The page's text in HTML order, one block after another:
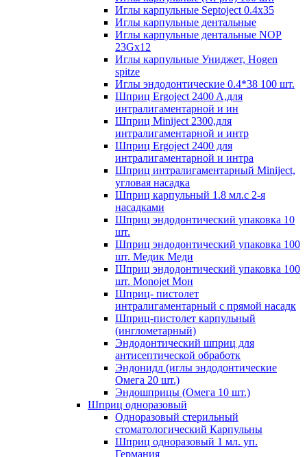
Иглы карпульные Septoject 0.4х35
Иглы карпульные дентальные
Иглы карпульные дентальные NOP
23Gх12
Иглы карпульные Униджет, Hogen
spitze
Иглы эндодонтические 0.4*38 100 шт.
Шприц Ergoject 2400 A,для
интралигаментарной и ин
Шприц Miniject 2300,для
интралигаментарной и интр
Шприц Ergoject 2400 для
интралигаментарной и интра
Шприц интралигаментарный Miniject,
угловая насадка
Шприц карпульный 1.8 мл.с 2-я
насадками
Шприц эндодонтический упаковка 10
шт.
Шприц эндодонтический упаковка 100
шт. Медик Меди
Шприц эндодонтический упаковка 100
шт. Monojet Мон
Шприц- пистолет
интралигаментарный с прямой насадк
Шприц-пистолет карпульный
(инглометарный)
Эндодонтический шприц для
антисептической обработк
Эндонидл (иглы эндодонтические
Омега 20 шт.)
Эндошприцы (Омега 10 шт.)
Шприц одноразовый
Одноразовый стерильный
стоматологический Карпульны
Шприц одноразовый 1 мл. уп.
Германия